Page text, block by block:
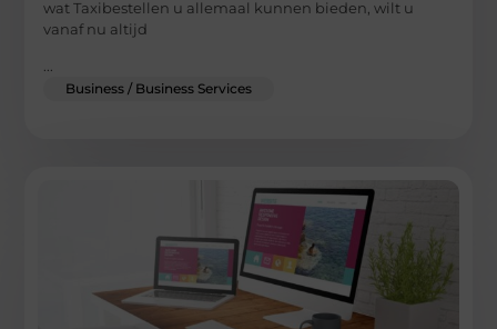
wat Taxibestellen u allemaal kunnen bieden, wilt u
vanaf nu altijd
Business / Business Services